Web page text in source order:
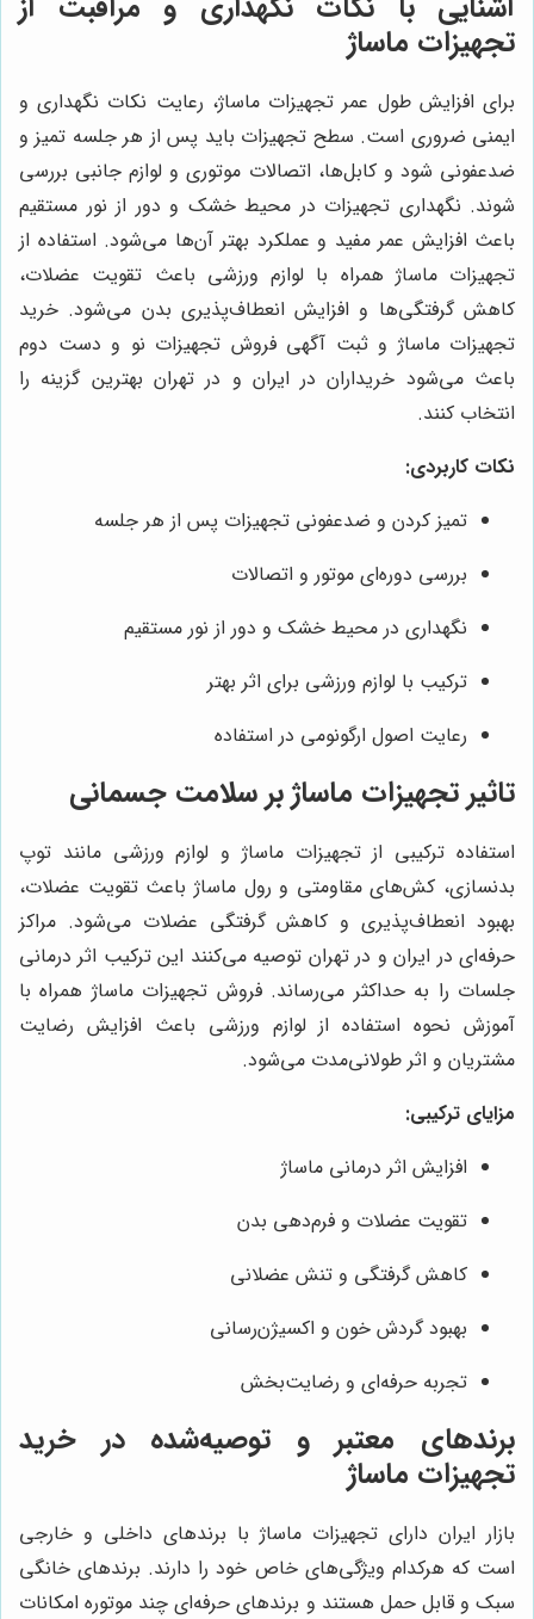
تجهیزات ماساژ
برای افزایش طول عمر تجهیزات ماساژ، رعایت نکات نگهداری و
ایمنی ضروری است. سطح تجهیزات باید پس از هر جلسه تمیز و
ضدعفونی شود و کابل‌ها، اتصالات موتوری و لوازم جانبی بررسی
شوند. نگهداری تجهیزات در محیط خشک و دور از نور مستقیم
باعث افزایش عمر مفید و عملکرد بهتر آن‌ها می‌شود. استفاده از
تجهیزات ماساژ همراه با لوازم ورزشی باعث تقویت عضلات،
کاهش گرفتگی‌ها و افزایش انعطاف‌پذیری بدن می‌شود. خرید
تجهیزات ماساژ و ثبت آگهی فروش تجهیزات نو و دست دوم
باعث می‌شود خریداران در ایران و در تهران بهترین گزینه را
انتخاب کنند.
نکات کاربردی:
تمیز کردن و ضدعفونی تجهیزات پس از هر جلسه
بررسی دوره‌ای موتور و اتصالات
نگهداری در محیط خشک و دور از نور مستقیم
ترکیب با لوازم ورزشی برای اثر بهتر
رعایت اصول ارگونومی در استفاده
تاثیر تجهیزات ماساژ بر سلامت جسمانی
استفاده ترکیبی از تجهیزات ماساژ و لوازم ورزشی مانند توپ
بدنسازی، کش‌های مقاومتی و رول ماساژ باعث تقویت عضلات،
بهبود انعطاف‌پذیری و کاهش گرفتگی عضلات می‌شود. مراکز
حرفه‌ای در ایران و در تهران توصیه می‌کنند این ترکیب اثر درمانی
جلسات را به حداکثر می‌رساند. فروش تجهیزات ماساژ همراه با
آموزش نحوه استفاده از لوازم ورزشی باعث افزایش رضایت
مشتریان و اثر طولانی‌مدت می‌شود.
مزایای ترکیبی:
افزایش اثر درمانی ماساژ
تقویت عضلات و فرم‌دهی بدن
کاهش گرفتگی و تنش عضلانی
بهبود گردش خون و اکسیژن‌رسانی
تجربه حرفه‌ای و رضایت‌بخش
برندهای معتبر و توصیه‌شده در خرید
تجهیزات ماساژ
بازار ایران دارای تجهیزات ماساژ با برندهای داخلی و خارجی
است که هرکدام ویژگی‌های خاص خود را دارند. برندهای خانگی
سبک و قابل حمل هستند و برندهای حرفه‌ای چند موتوره امکانات